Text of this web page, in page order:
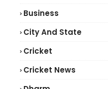
Business
City And State
Cricket
Cricket News